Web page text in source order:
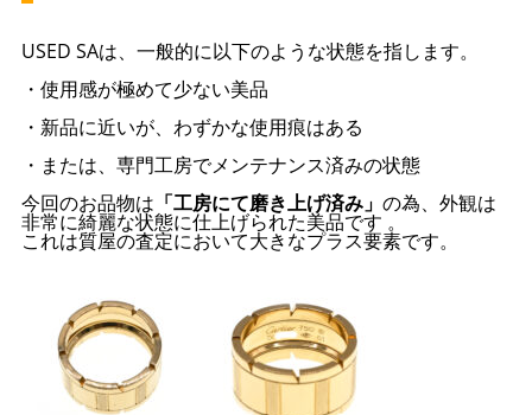
USED SAは、一般的に以下のような状態を指します。
・使用感が極めて少ない美品
・新品に近いが、わずかな使用痕はある
・または、専門工房でメンテナンス済みの状態
今回のお品物は 「工房にて磨き上げ済み」 の為、外観は
非常に綺麗な状態に仕上げられた美品です 。
これは質屋の査定において大きなプラス要素です。